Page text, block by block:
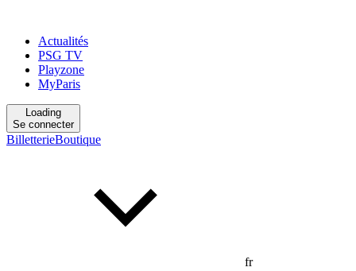
Actualités
PSG TV
Playzone
MyParis
Loading
Se connecter
BilletterieBoutique
fr